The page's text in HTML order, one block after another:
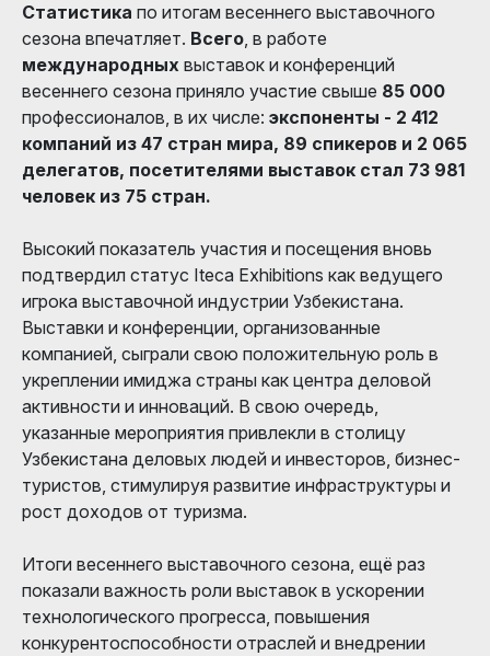
Статистика по итогам весеннего выставочного
сезона впечатляет. Всего, в работе
международных выставок и конференций
весеннего сезона приняло участие свыше 85 000
профессионалов, в их числе: экспоненты - 2 412
компаний из 47 стран мира, 89 спикеров и 2 065
делегатов, посетителями выставок стал 73 981
человек из 75 стран.
Высокий показатель участия и посещения вновь
подтвердил статус Iteca Exhibitions как ведущего
игрока выставочной индустрии Узбекистана.
Выставки и конференции, организованные
компанией, сыграли свою положительную роль в
укреплении имиджа страны как центра деловой
активности и инноваций. В свою очередь,
указанные мероприятия привлекли в столицу
Узбекистана деловых людей и инвесторов, бизнес-
туристов, стимулируя развитие инфраструктуры и
рост доходов от туризма.
Итоги весеннего выставочного сезона, ещё раз
показали важность роли выставок в ускорении
технологического прогресса, повышения
конкурентоспособности отраслей и внедрении